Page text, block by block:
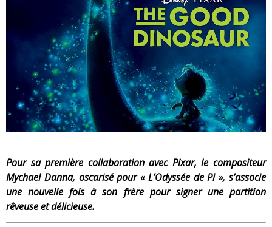
« MOFUSAND / Parler Japonais » – Des Expressions Pratiques !
« Dr Wertham / L’homme qui étudia les tueurs en série » - Un Métier à Risque !
Assassin's Creed Black Flag Resynced
« Le Vent dand les Saules » - Une Belle Histoire !
« Damn Them All » - Un duo de Choc !
Yoshi and the mysterious book
Pour sa première collaboration avec Pixar, le compositeur
Mychael Danna, oscarisé pour « L’Odyssée de Pi », s’associe
une nouvelle fois à son frère pour signer une partition
rêveuse et délicieuse.